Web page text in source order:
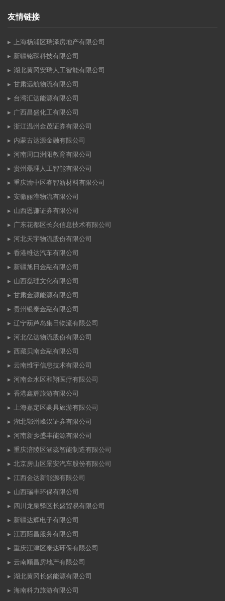
友情链接
上海杨浦区瑞泽房地产有限公司
新疆铭琛科技有限公司
湖北黄冈安瑞人工智能有限公司
甘肃远航物流有限公司
台湾汇达能源有限公司
广西昌盛化工有限公司
浙江温州金茂证券有限公司
内蒙古达源金融有限公司
河南周口洲阳教育有限公司
贵州磊理人工智能有限公司
重庆渝中区睿智新材料有限公司
安徽丽滢物流有限公司
山西恩谦证券有限公司
广东花都区长兴信息技术有限公司
河北天宇物流股份有限公司
香港维达汽车有限公司
新疆旭日金融有限公司
山西磊理文化有限公司
甘肃金源能源有限公司
贵州银泰金融有限公司
辽宁葫芦岛集日物流有限公司
河北亿达物流股份有限公司
西藏贝南金融有限公司
云南维宇信息技术有限公司
河南金水区和翔医疗有限公司
香港鑫辉旅游有限公司
上海嘉定区豪具旅游有限公司
湖北鄂州峰汉证券有限公司
河南新乡盛丰能源有限公司
重庆涪陵区涵蕊智能制造有限公司
北京房山区景安汽车股份有限公司
江西金达新能源有限公司
山西瑞丰环保有限公司
四川龙泉驿区长盛贸易有限公司
新疆达辉电子有限公司
江西陌昌服务有限公司
重庆江津区泰达环保有限公司
云南顺昌房地产有限公司
湖北黄冈长盛能源有限公司
海南科力旅游有限公司